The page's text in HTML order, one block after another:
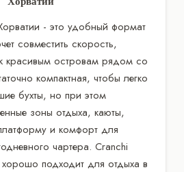
- это удобный формат
совместить скорость,
красивым островам рядом со
компактная, чтобы легко
бухты, но при этом
зоны отдыха, каюты,
и комфорт для
чартера. Cranchi
подходит для отдыха в